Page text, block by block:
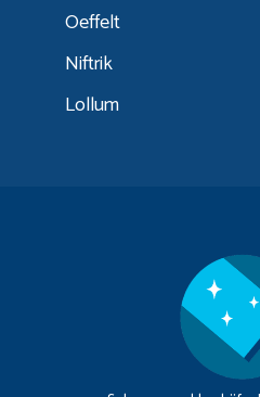
Oeffelt
Niftrik
Lollum